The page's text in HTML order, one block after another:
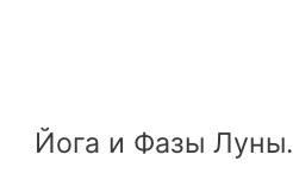
Йога и Фазы Луны.